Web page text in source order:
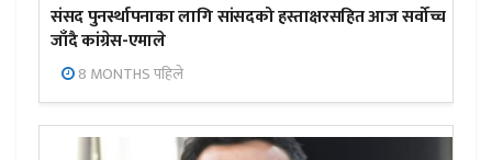
संसद पुनर्स्थापनाका लागि सांसदको हस्ताक्षरसहित आज सर्वोच्च
जाँदै कांग्रेस-एमाले
8 MONTHS पहिले